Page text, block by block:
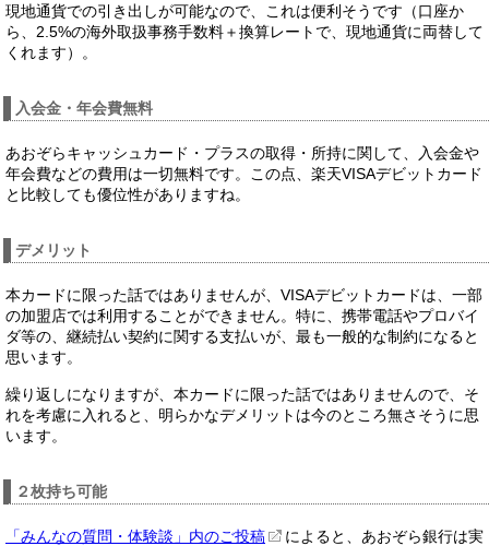
現地通貨での引き出しが可能なので、これは便利そうです（口座か
ら、2.5%の海外取扱事務手数料＋換算レートで、現地通貨に両替して
くれます）。
入会金・年会費無料
あおぞらキャッシュカード・プラスの取得・所持に関して、入会金や
年会費などの費用は一切無料です。この点、楽天VISAデビットカード
と比較しても優位性がありますね。
デメリット
本カードに限った話ではありませんが、VISAデビットカードは、一部
の加盟店では利用することができません。特に、携帯電話やプロバイ
ダ等の、継続払い契約に関する支払いが、最も一般的な制約になると
思います。
繰り返しになりますが、本カードに限った話ではありませんので、そ
れを考慮に入れると、明らかなデメリットは今のところ無さそうに思
います。
２枚持ち可能
「みんなの質問・体験談」内のご投稿
によると、あおぞら銀行は実